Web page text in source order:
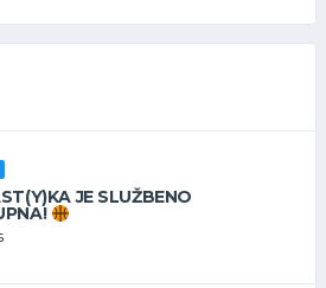
JE SLUŽBENO